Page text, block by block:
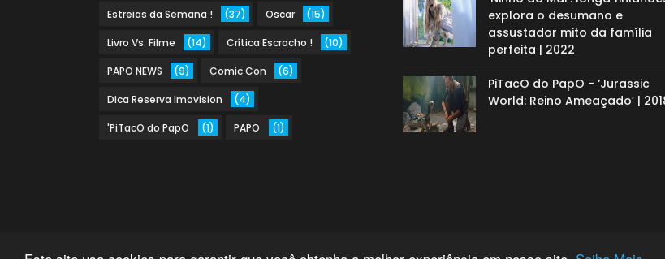
Estreias da Semana ! (37) Oscar (15)
Livro Vs. Filme (14) Crítica Escracho ! (10)
PAPO NEWS (9) Comic Con (6)
Dica Reserva Imovision (4)
'PiTacO do PapO (1) PAPO (1)
explora o desumano e
assustador mito da família
perfeita | 2022
PiTacO do PapO - ‘Jurassic
World: Reino Ameaçado’ |